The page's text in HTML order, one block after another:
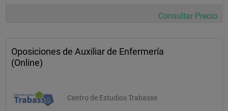
Consultar Precio
Oposiciones de Auxiliar de Enfermería
(Online)
Centro de Estudios Trabasse